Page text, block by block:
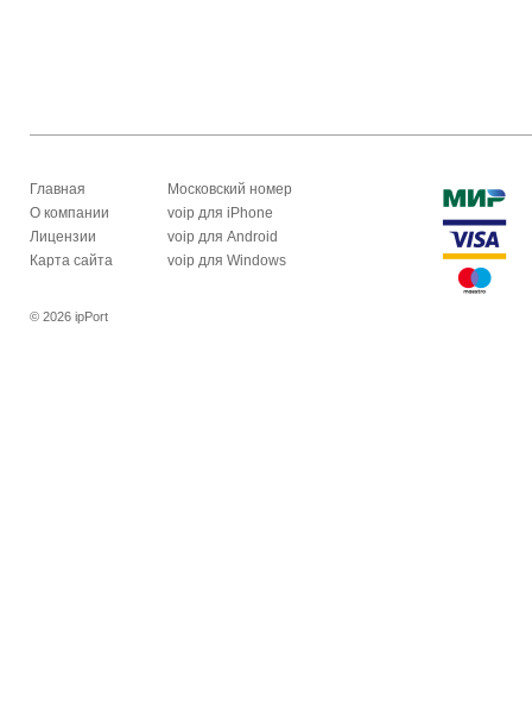
Главная
О компании
Лицензии
Карта сайта
Московский номер
voip для iPhone
voip для Android
voip для Windows
© 2026 ipPort